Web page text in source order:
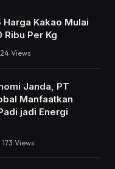
Kakao Mulai
Ribu Per Kg
Views
Janda, PT
Manfaatkan
jadi Energi
173 Views